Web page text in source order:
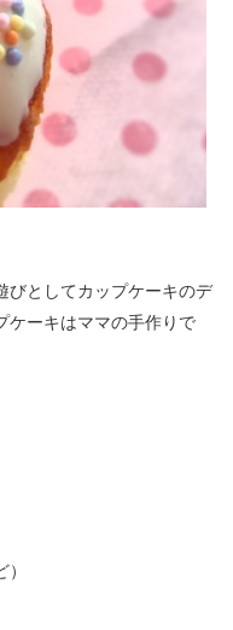
びとしてカップケーキのデ
ケーキはママの手作りで